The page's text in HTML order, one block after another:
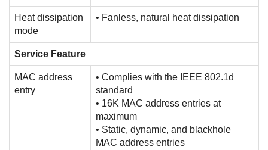
Heat dissipation
mode
• Fanless, natural heat dissipation
Service Feature
MAC address
entry
• Complies with the IEEE 802.1d
standard
• 16K MAC address entries at
maximum
• Static, dynamic, and blackhole
MAC address entries